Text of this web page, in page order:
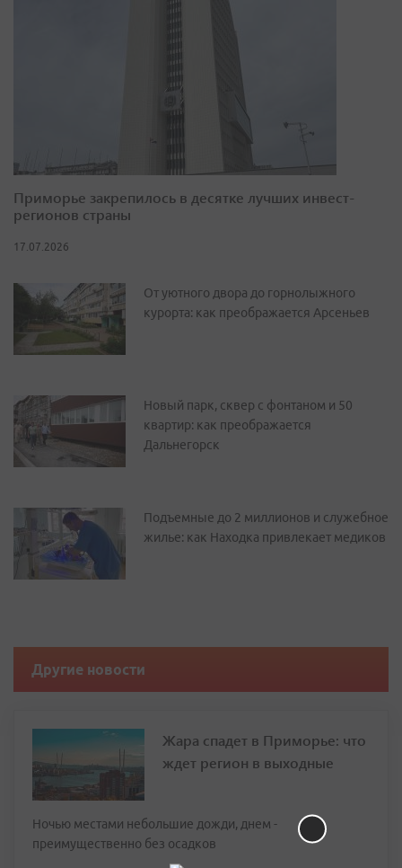
Приморье закрепилось в десятке лучших инвест-
регионов страны
17.07.2026
От уютного двора до горнолыжного
курорта: как преображается Арсеньев
Новый парк, сквер с фонтаном и 50
квартир: как преображается
Дальнегорск
Подъемные до 2 миллионов и служебное
жилье: как Находка привлекает медиков
Другие новости
Жара спадет в Приморье: что
ждет регион в выходные
Ночью местами небольшие дожди, днем -
преимущественно без осадков